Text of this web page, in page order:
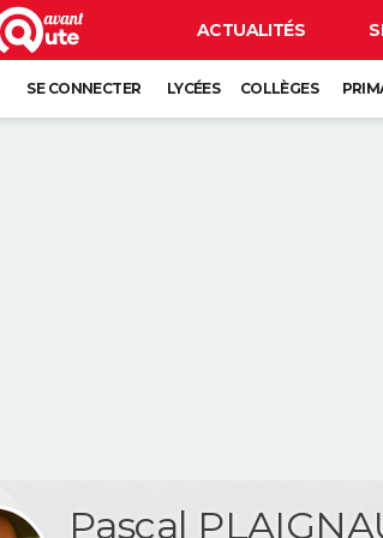
ACTUALITÉS
SE CONNECTER LYCÉES COLLÈGES
Pascal